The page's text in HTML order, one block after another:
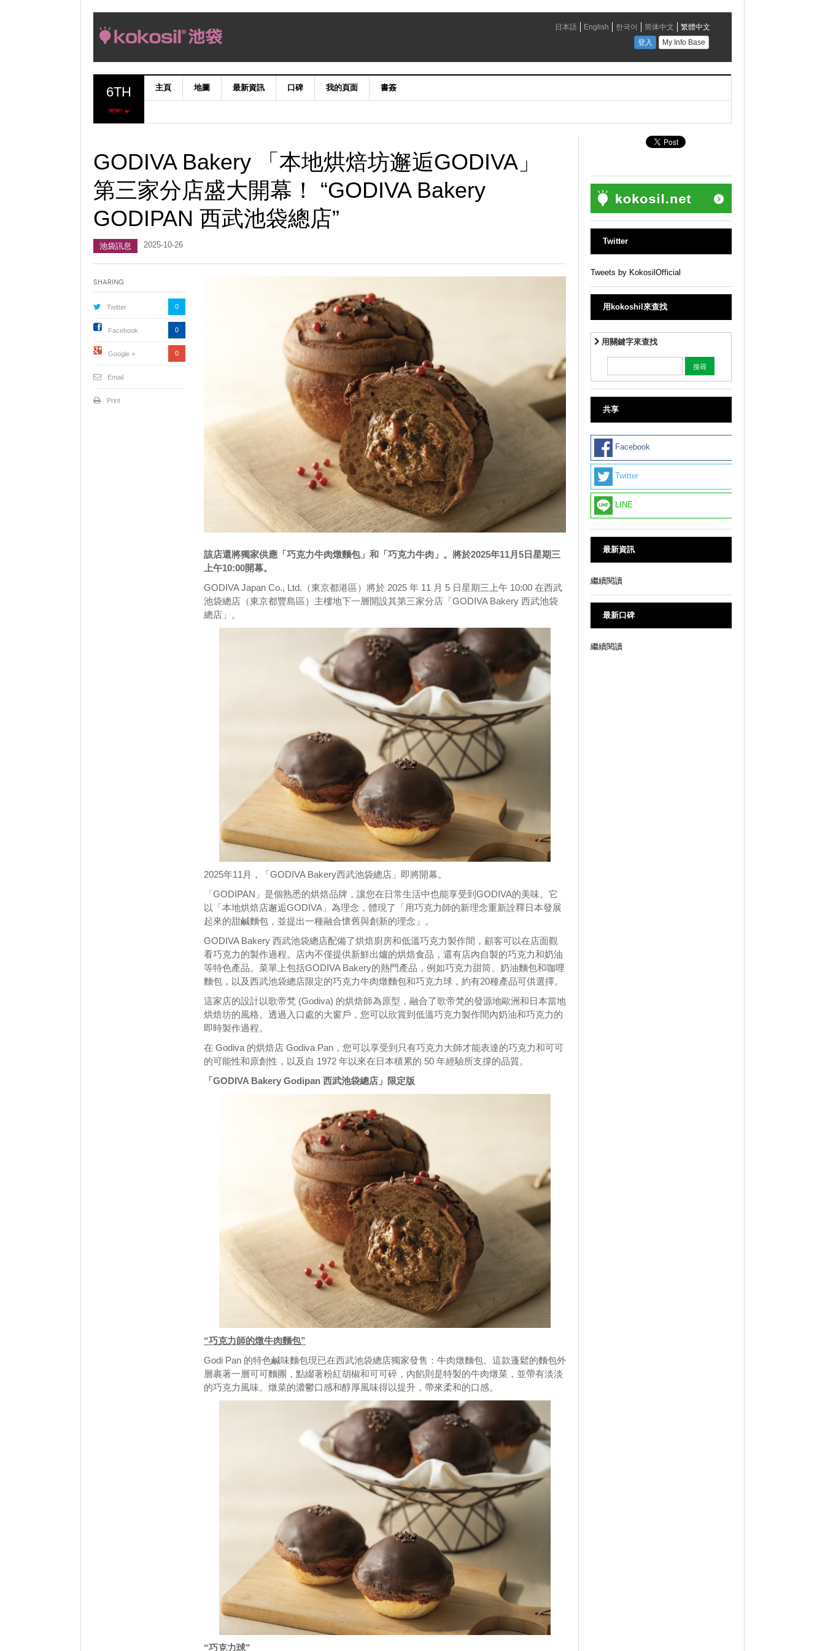
6TH
NEW!
主頁 地圖 最新資訊 口碑 我的頁面 書簽
GODIVA Bakery 「本地烘焙坊邂逅GODIVA」
第三家分店盛大開幕！ “GODIVA Bakery
GODIPAN 西武池袋總店”
池袋訊息 2025-10-26
該店還將獨家供應「巧克力牛肉燉麵包」和「巧克力牛肉」。將於2025年11月5日星期三
上午10:00開幕。
GODIVA Japan Co., Ltd.（東京都港區）將於 2025 年 11 月 5 日星期三上午 10:00 在西武
池袋總店（東京都豐島區）主樓地下一層開設其第三家分店「GODIVA Bakery 西武池袋
總店」。
2025年11月，「GODIVA Bakery西武池袋總店」即將開幕。
「GODIPAN」是個熟悉的烘焙品牌，讓您在日常生活中也能享受到GODIVA的美味。它
以「本地烘焙店邂逅GODIVA」為理念，體現了「用巧克力師的新理念重新詮釋日本發展
起來的甜鹹麵包，並提出一種融合懷舊與創新的理念」。
GODIVA Bakery 西武池袋總店配備了烘焙廚房和低溫巧克力製作間，顧客可以在店面觀
看巧克力的製作過程。店內不僅提供新鮮出爐的烘焙食品，還有店內自製的巧克力和奶油
等特色產品。菜單上包括GODIVA Bakery的熱門產品，例如巧克力甜筒、奶油麵包和咖哩
麵包，以及西武池袋總店限定的巧克力牛肉燉麵包和巧克力球，約有20種產品可供選擇。
這家店的設計以歌帝梵 (Godiva) 的烘焙師為原型，融合了歌帝梵的發源地歐洲和日本當地
烘焙坊的風格。透過入口處的大窗戶，您可以欣賞到低溫巧克力製作間內奶油和巧克力的
即時製作過程。
在 Godiva 的烘焙店 Godiva Pan，您可以享受到只有巧克力大師才能表達的巧克力和可可
的可能性和原創性，以及自 1972 年以來在日本積累的 50 年經驗所支撐的品質。
「GODIVA Bakery Godipan 西武池袋總店」限定版
“巧克力師的燉牛肉麵包”
Godi Pan 的特色鹹味麵包現已在西武池袋總店獨家發售：牛肉燉麵包。這款蓬鬆的麵包外
層裹著一層可可麵團，點綴著粉紅胡椒和可可碎，內餡則是特製的牛肉燉菜，並帶有淡淡
的巧克力風味。燉菜的濃鬱口感和醇厚風味得以提升，帶來柔和的口感。
“巧克力球”
Sharing
Twitter 0
Facebook 0
Google + 0
Email
Print
Twitter
Tweets by KokosilOfficial
用kokoshil來查找
用關鍵字來查找
共享
Facebook
Twitter
LINE
最新資訊
繼續閱讀
最新口碑
繼續閱讀